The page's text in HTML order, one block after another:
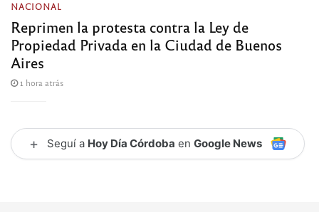
NACIONAL
Reprimen la protesta contra la Ley de
Propiedad Privada en la Ciudad de Buenos
Aires
1 hora atrás
+ Seguí a Hoy Día Córdoba en Google News